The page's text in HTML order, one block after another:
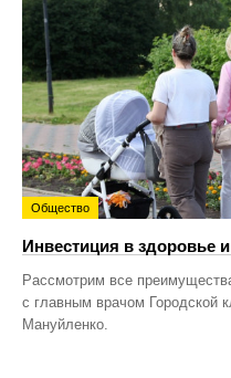
Общество
Инвестиция в здоровье
Рассмотрим все
с главным врачом Городской
Мануйленко.